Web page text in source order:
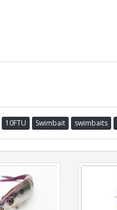
10FTU Swimbait swimbaits